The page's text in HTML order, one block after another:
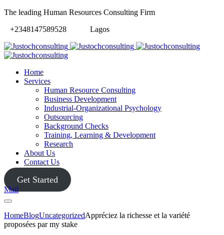
The leading Human Resources Consulting Firm
+2348147589528
Lagos
Home
Services
Human Resource Consulting
Business Development
Industrial-Organizational Psychology
Outsourcing
Background Checks
Training, Learning & Development
Research
About Us
Contact Us
Get Started
Mail
HomeBlogUncategorizedAppréciez la richesse et la variété
proposées par my stake